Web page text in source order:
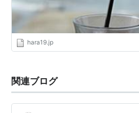
hara19.jp
関連ブログ